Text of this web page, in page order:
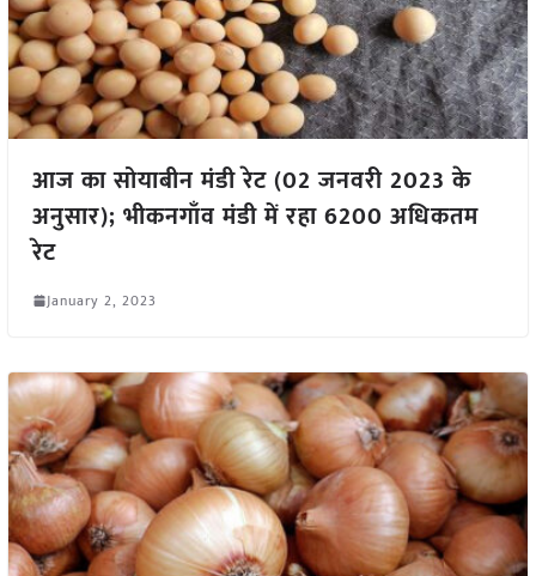
आज का सोयाबीन मंडी रेट (02 जनवरी 2023 के
अनुसार); भीकनगाँव मंडी में रहा 6200 अधिकतम
रेट
January 2, 2023